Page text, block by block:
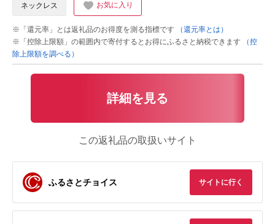
ネックレス お気に入り
※「還元率」とは返礼品のお得度を測る指標です
（還元率とは）
※「控除上限額」の範囲内で寄付するとお得にふるさと納税できます
（控
除上限額を調べる）
詳細を見る
この返礼品の取扱いサイト
ふるさとチョイス サイトに行く